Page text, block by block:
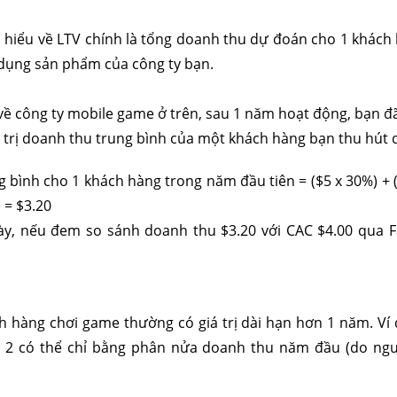
hiểu về LTV chính là tổng doanh thu dự đoán cho 1
sản phẩm của công ty bạn.
công ty mobile game ở trên, sau 1 năm hoạt động, bạn
doanh thu trung bình của một khách hàng bạn thu hút
cho 1 khách hàng trong năm đầu tiên = ($5 x 30%) +
= $3.20
nếu đem so sánh doanh thu $3.20 với CAC $4.00 qua
hàng chơi game thường có giá trị dài hạn hơn 1 năm.
có thể chỉ bằng phân nửa doanh thu năm đầu (do